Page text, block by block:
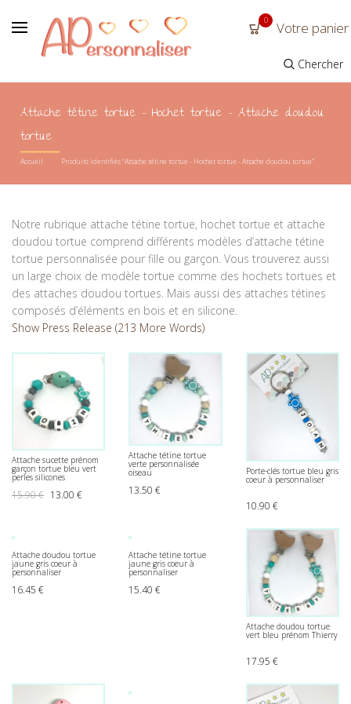
0 Votre panier
Chercher
Attache tétine tortue - Hochet tortue - Attache doudou
tortue
Accueil Produits identifiés “Attache tétine tortue - Hochet tortue - Attache doudou tortue”
Notre rubrique attache tétine tortue, hochet tortue et attache
doudou tortue comprend différents modèles d’attache tétine
tortue personnalisée pour fille ou garçon. Vous trouverez aussi
un large choix de modèle tortue comme des hochets tortues et
des attaches doudou tortues. Mais aussi des attaches tétines
composés d’éléments en bois et en silicone.
Show Press Release (213 More Words)
Attache sucette prénom
garçon tortue bleu vert
perles silicones
15.90€ Le prix initial était : 15.90 €.
13.00 €Le prix actuel est : 13.00 €.
Attache tétine tortue
verte personnalisée
oiseau
13.50€
Porte-clés tortue bleu gris
coeur à personnaliser
10.90 €
Attache doudou tortue
jaune gris coeur à
personnaliser
16.45 €
Attache tétine tortue
jaune gris coeur à
personnaliser
15.40€
Attache doudou tortue
vert bleu prénom Thierry
17.95 €